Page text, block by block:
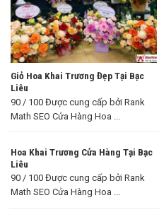
Giỏ Hoa Khai Trương Đẹp Tại Bạc
Liêu
90 / 100 Được cung cấp bởi Rank
Math SEO Cửa Hàng Hoa ...
Hoa Khai Trương Cửa Hàng Tại Bạc
Liêu
90 / 100 Được cung cấp bởi Rank
Math SEO Cửa Hàng Hoa ...